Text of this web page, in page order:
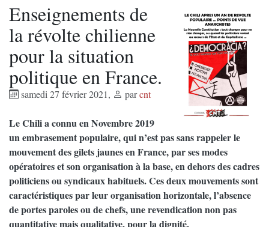
Enseignements de
la révolte chilienne
pour la situation
politique en France.
samedi 27 février 2021, parcnt
Le Chili a connu en Novembre 2019
un embrasement populaire, qui n’est pas sans rappeler le
mouvement des gilets jaunes en France, par ses modes
opératoires et son organisation à la base, en dehors des cadres
politiciens ou syndicaux habituels. Ces deux mouvements sont
caractéristiques par leur organisation horizontale, l’absence
de portes paroles ou de chefs, une revendication non pas
quantitative mais qualitative, pour la dignité.